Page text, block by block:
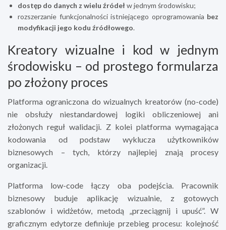
dostęp do danych z wielu źródełw jednym środowisku;
rozszerzanie funkcjonalności istniejącego oprogramowania bez
modyfikacji jego kodu źródłowego.
Kreatory wizualne i kod w jednym
środowisku – od prostego formularza
po złożony proces
Platforma ograniczona do wizualnych kreatorów (no-code)
nie obsłuży niestandardowej logiki obliczeniowej ani
złożonych reguł walidacji. Z kolei platforma wymagająca
kodowania od podstaw wyklucza użytkowników
biznesowych – tych, którzy najlepiej znają procesy
organizacji.
Platforma low-code łączy oba podejścia. Pracownik
biznesowy buduje aplikację wizualnie, z gotowych
szablonów i widżetów, metodą „przeciągnij i upuść”. W
graficznym edytorze definiuje przebieg procesu: kolejność